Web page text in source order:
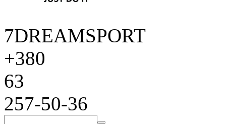
7DREAMSPORT
+380
63
257-50-36